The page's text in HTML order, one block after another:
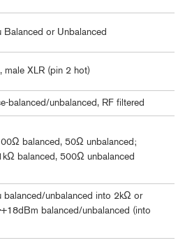
or Unbalanced
male XLR (pin 2 hot)
balanced/unbalanced, RF filtered
balanced, 50Ω unbalanced;
balanced, 500Ω unbalanced
unbalanced into 2kΩ or
balanced/unbalanced (into